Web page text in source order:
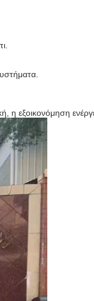
η εξοικονόμηση